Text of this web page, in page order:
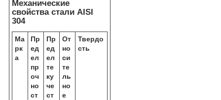
Механические
свойства стали AISI
304
Ма
рк
а
Пр
ед
ел
пр
оч
но
ст
Пр
ед
ел
те
ку
че
ст
От
но
си
те
ль
но
е
Твердо
сть